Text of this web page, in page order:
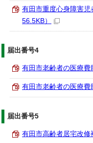
有田市重度心身障害
56.5KB）
届出番号4
有田市老齢者の医療費
有田市老齢者の医療費
届出番号5
有田市高齢者居宅改修